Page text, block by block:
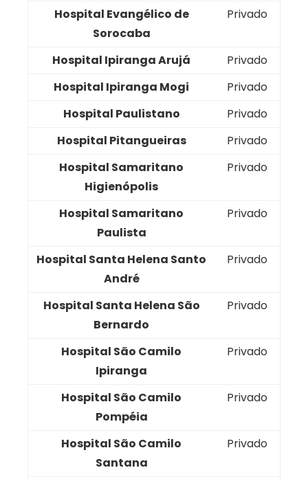
Hospital Evangélico de
Sorocaba
Privado
Hospital Ipiranga Arujá
Privado
Hospital Ipiranga Mogi
Privado
Hospital Paulistano
Privado
Hospital Pitangueiras
Privado
Hospital Samaritano
Higienópolis
Privado
Hospital Samaritano
Paulista
Privado
Hospital Santa Helena Santo
André
Privado
Hospital Santa Helena São
Bernardo
Privado
Hospital São Camilo
Ipiranga
Privado
Hospital São Camilo
Pompéia
Privado
Hospital São Camilo
Santana
Privado